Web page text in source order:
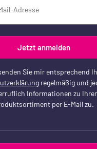
Jetzt anmelden
Sie mir entsprechend
regelmäßig und
Informationen zu
per E-Mail zu.